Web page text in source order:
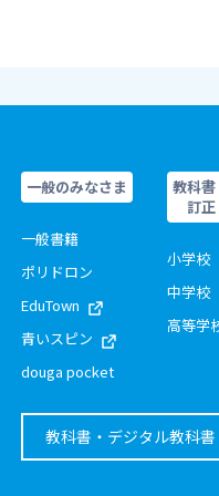
一般のみなさま
一般書籍
ポリドロン
EduTown
青いスピン
douga pocket
教科
訂
小学校
中学校
高等学
教科書・デジタル教科